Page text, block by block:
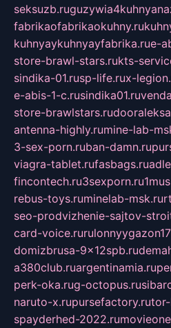
seksuzb.ru
fabrikaofabrikaokuhny.ru
kuhnyaykuhnyayfabrika.rue-
store-brawl-stars.rukts-
sindika-01.rusp-life.rux-
e-abis-1-c.rusindika01.ru
store-brawlstars.ru
antenna-highly.rumine-lab-
3-sex-porn.ruban-damn.ru
viagra-tablet.rufasbags.ru
fincontech.ru3sexporn.ru
rebus-toys.ruminelab-msk.ru
seo-prodvizhenie-sajtov-
card-voice.ru
domizbrusa-9x12spb.ru
a380club.ruargentinamia.ru
perk-oka.rug-octopus.ru
naruto-x.rupursefactory.ru
spayderhed-2022.ru